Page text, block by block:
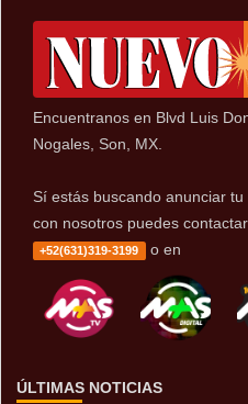
Encuentranos en Blvd Luis
Nogales, Son, MX.
Sí estás buscando anunciar
con nosotros puedes
+52(631)319-3199 o en
ÚLTIMAS NOTICIAS